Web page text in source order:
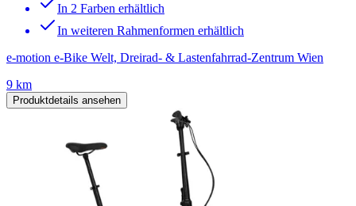
In 2 Farben erhältlich
In weiteren Rahmenformen erhältlich
e-motion e-Bike Welt, Dreirad- & Lastenfahrrad-Zentrum Wien
9 km
Produktdetails ansehen